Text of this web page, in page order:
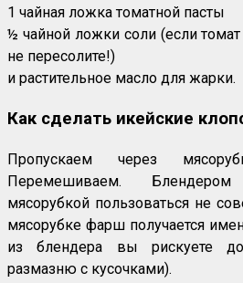
1 чайная ложка томатной пасты
½ чайной ложки соли (если
не пересолите!)
и растительное масло для жарки.
Как сделать икейские
Пропускаем через
Перемешиваем.
мясорубкой пользоваться не
мясорубке фарш получается
из блендера вы рискуете
размазню с кусочками).